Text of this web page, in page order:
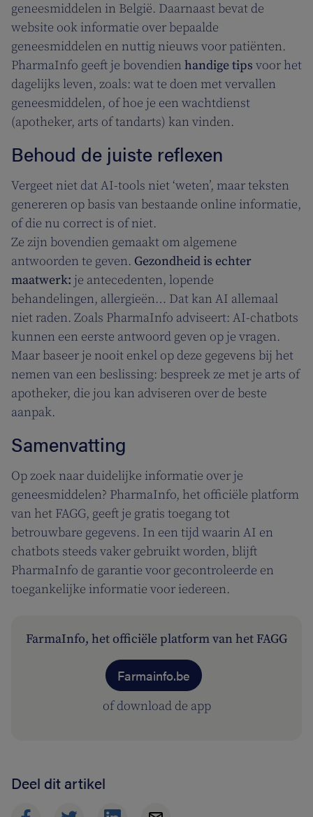
geneesmiddelen in België. Daarnaast bevat de
website ook informatie over bepaalde
geneesmiddelen en nuttig nieuws voor patiënten.
PharmaInfo geeft je bovendien handige tips voor het
dagelijks leven, zoals: wat te doen met vervallen
geneesmiddelen, of hoe je een wachtdienst
(apotheker, arts of tandarts) kan vinden.
Behoud de juiste reflexen
Vergeet niet dat AI-tools niet ‘weten’, maar teksten
genereren op basis van bestaande online informatie,
of die nu correct is of niet.
Ze zijn bovendien gemaakt om algemene
antwoorden te geven. Gezondheid is echter
maatwerk: je antecedenten, lopende
behandelingen, allergieën… Dat kan AI allemaal
niet raden. Zoals PharmaInfo adviseert: AI-chatbots
kunnen een eerste antwoord geven op je vragen.
Maar baseer je nooit enkel op deze gegevens bij het
nemen van een beslissing: bespreek ze met je arts of
apotheker, die jou kan adviseren over de beste
aanpak.
Samenvatting
Op zoek naar duidelijke informatie over je
geneesmiddelen? PharmaInfo, het officiële platform
van het FAGG, geeft je gratis toegang tot
betrouwbare gegevens. In een tijd waarin AI en
chatbots steeds vaker gebruikt worden, blijft
PharmaInfo de garantie voor gecontroleerde en
toegankelijke informatie voor iedereen.
FarmaInfo, het officiële platform van het FAGG
Farmainfo.be
of download de app
Deel dit artikel